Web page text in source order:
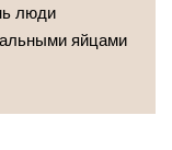
люди
яйцами